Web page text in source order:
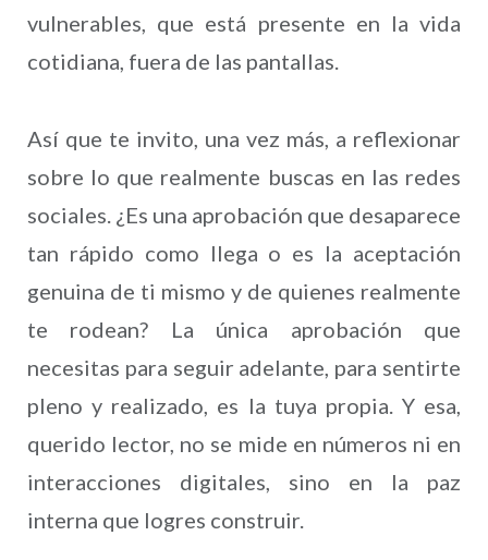
vulnerables, que está presente en la vida
cotidiana, fuera de las pantallas.
Así que te invito, una vez más, a reflexionar
sobre lo que realmente buscas en las redes
sociales. ¿Es una aprobación que desaparece
tan rápido como llega o es la aceptación
genuina de ti mismo y de quienes realmente
te rodean? La única aprobación que
necesitas para seguir adelante, para sentirte
pleno y realizado, es la tuya propia. Y esa,
querido lector, no se mide en números ni en
interacciones digitales, sino en la paz
interna que logres construir.